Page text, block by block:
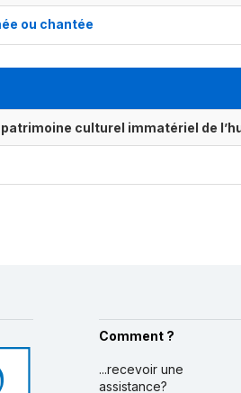
ou chantée
culturel immatériel de
Comment ?
...recevoir une
assistance?